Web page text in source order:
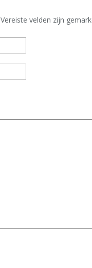
Vereiste velden zijn